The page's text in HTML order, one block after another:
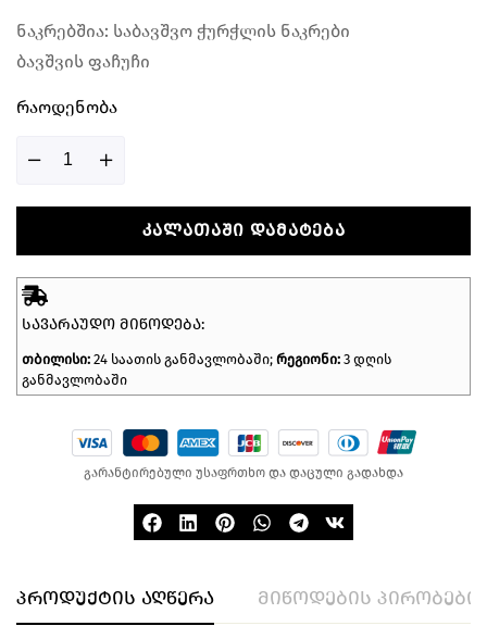
ნაკრებშია: საბავშვო ჭურჭლის ნაკრები
ბავშვის ფაჩუჩი
Რაოდენობა
ᲙᲐᲚᲐᲗᲐᲨᲘ ᲓᲐᲛᲐᲢᲔᲑᲐ
ᲡᲐᲕᲐᲠᲐᲣᲓᲝ ᲛᲘᲬᲝᲓᲔᲑᲐ:
თბილისი: 24 საათის განმავლობაში; რეგიონი: 3 დღის
განმავლობაში
გარანტირებული უსაფრთხო და დაცული გადახდა
პროდუქტის აღწერა მიწოდების პირობები